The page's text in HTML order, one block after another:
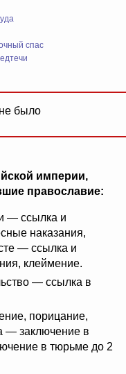
спас
было
империи,
православие:
— ссылка и
наказания,
— ссылка и
клеймение.
— ссылка в
порицание,
— заключение в
в тюрьме до 2